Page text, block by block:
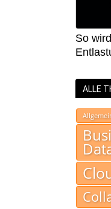
So
ALLE